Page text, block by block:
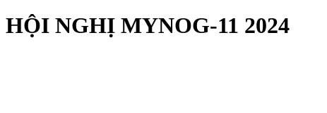
HỘI NGHỊ MYNOG-11 2024